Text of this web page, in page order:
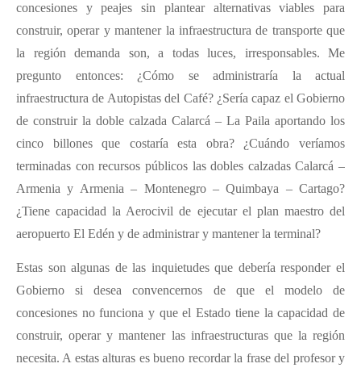
concesiones y peajes sin plantear alternativas viables para
construir, operar y mantener la infraestructura de transporte que
la región demanda son, a todas luces, irresponsables. Me
pregunto entonces: ¿Cómo se administraría la actual
infraestructura de Autopistas del Café? ¿Sería capaz el Gobierno
de construir la doble calzada Calarcá – La Paila aportando los
cinco billones que costaría esta obra? ¿Cuándo veríamos
terminadas con recursos públicos las dobles calzadas Calarcá –
Armenia y Armenia – Montenegro – Quimbaya – Cartago?
¿Tiene capacidad la Aerocivil de ejecutar el plan maestro del
aeropuerto El Edén y de administrar y mantener la terminal?
Estas son algunas de las inquietudes que debería responder el
Gobierno si desea convencernos de que el modelo de
concesiones no funciona y que el Estado tiene la capacidad de
construir, operar y mantener las infraestructuras que la región
necesita. A estas alturas es bueno recordar la frase del profesor y